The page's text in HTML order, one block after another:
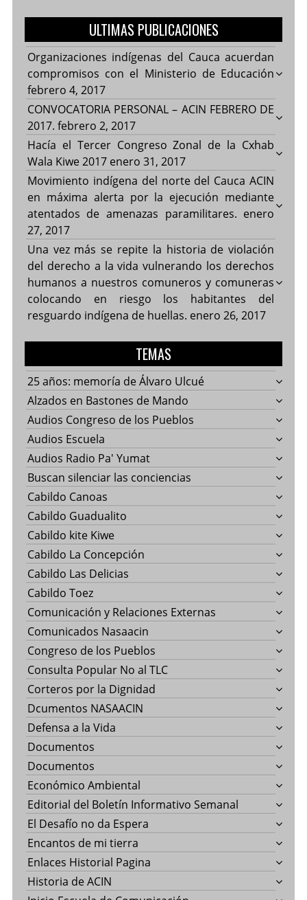
ULTIMAS PUBLICACIONES
Organizaciones indígenas del Cauca acuerdan
compromisos con el Ministerio de Educación
febrero 4, 2017
CONVOCATORIA PERSONAL – ACIN FEBRERO DE
2017. febrero 2, 2017
Hacía el Tercer Congreso Zonal de la Cxhab
Wala Kiwe 2017 enero 31, 2017
Movimiento indígena del norte del Cauca ACIN
en máxima alerta por la ejecución mediante
atentados de amenazas paramilitares. enero
27, 2017
Una vez más se repite la historia de violación
del derecho a la vida vulnerando los derechos
humanos a nuestros comuneros y comuneras
colocando en riesgo los habitantes del
resguardo indígena de huellas. enero 26, 2017
TEMAS
25 años: memoría de Álvaro Ulcué
Alzados en Bastones de Mando
Audios Congreso de los Pueblos
Audios Escuela
Audios Radio Pa' Yumat
Buscan silenciar las conciencias
Cabildo Canoas
Cabildo Guadualito
Cabildo kite Kiwe
Cabildo La Concepción
Cabildo Las Delicias
Cabildo Toez
Comunicación y Relaciones Externas
Comunicados Nasaacin
Congreso de los Pueblos
Consulta Popular No al TLC
Corteros por la Dignidad
Dcumentos NASAACIN
Defensa a la Vida
Documentos
Documentos
Económico Ambiental
Editorial del Boletín Informativo Semanal
El Desafío no da Espera
Encantos de mi tierra
Enlaces Historial Pagina
Historia de ACIN